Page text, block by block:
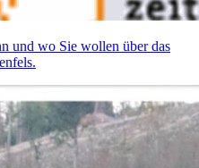
und wo Sie wollen über das